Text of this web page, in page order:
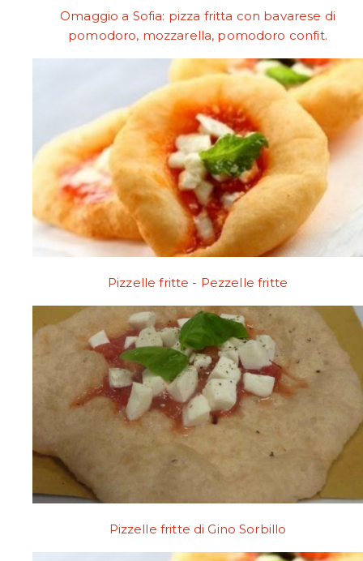
Omaggio a Sofia: pizza fritta con bavarese di
pomodoro, mozzarella, pomodoro confit.
Pizzelle fritte - Pezzelle fritte
Pizzelle fritte di Gino Sorbillo